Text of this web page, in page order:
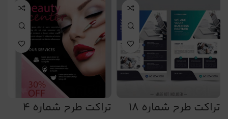
تراکت طرح شماره 18 تراکت طرح شماره 4